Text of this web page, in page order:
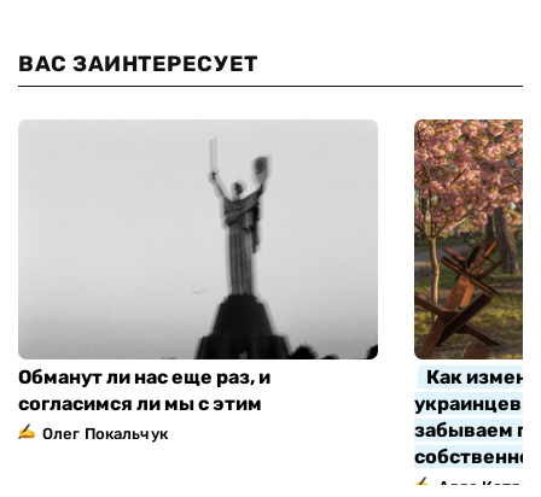
ВАС ЗАИНТЕРЕСУЕТ
Обманут ли нас еще раз, и
согласимся ли мы с этим
Олег Покальчук
Как
украинцев
забываем
Алла Котляр